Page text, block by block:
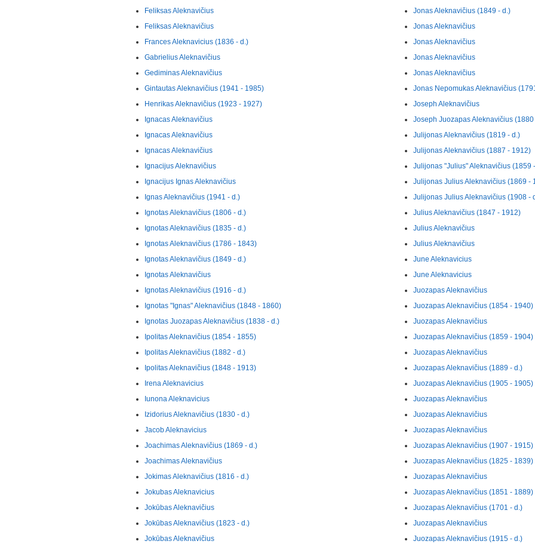
Feliksas Aleknavičius
Feliksas Aleknavičius
Frances Aleknavicius (1836 - d.)
Gabrielius Aleknavičius
Gediminas Aleknavičius
Gintautas Aleknavičius (1941 - 1985)
Henrikas Aleknavičius (1923 - 1927)
Ignacas Aleknavičius
Ignacas Aleknavičius
Ignacas Aleknavičius
Ignacijus Aleknavičius
Ignacijus Ignas Aleknavičius
Ignas Aleknavičius (1941 - d.)
Ignotas Aleknavičius (1806 - d.)
Ignotas Aleknavičius (1835 - d.)
Ignotas Aleknavičius (1786 - 1843)
Ignotas Aleknavičius (1849 - d.)
Ignotas Aleknavičius
Ignotas Aleknavičius (1916 - d.)
Ignotas "Ignas" Aleknavičius (1848 - 1860)
Ignotas Juozapas Aleknavičius (1838 - d.)
Ipolitas Aleknavičius (1854 - 1855)
Ipolitas Aleknavičius (1882 - d.)
Ipolitas Aleknavičius (1848 - 1913)
Irena Aleknavicius
Iunona Aleknavicius
Izidorius Aleknavičius (1830 - d.)
Jacob Aleknavicius
Joachimas Aleknavičius (1869 - d.)
Joachimas Aleknavičius
Jokimas Aleknavičius (1816 - d.)
Jokubas Aleknavicius
Jokūbas Aleknavičius
Jokūbas Aleknavičius (1823 - d.)
Jokūbas Aleknavičius
Jonas Aleknavičius (1849 - d.)
Jonas Aleknavičius
Jonas Aleknavičius
Jonas Aleknavičius
Jonas Aleknavičius
Jonas Nepomukas Aleknavičius
Joseph Aleknavičius
Joseph Juozapas Aleknavičius
Julijonas Aleknavičius (1819 - d.)
Julijonas Aleknavičius (1887 - 1912)
Julijonas "Julius" Aleknavičius (1859
Julijonas Julius Aleknavičius (1869 -
Julijonas Julius Aleknavičius (1908 -
Julius Aleknavičius (1847 - 1912)
Julius Aleknavičius
Julius Aleknavičius
June Aleknavicius
June Aleknavicius
Juozapas Aleknavičius
Juozapas Aleknavičius (1854 - 1940)
Juozapas Aleknavičius
Juozapas Aleknavičius (1859 - 1904)
Juozapas Aleknavičius
Juozapas Aleknavičius (1889 - d.)
Juozapas Aleknavičius (1905 - 1905)
Juozapas Aleknavičius
Juozapas Aleknavičius
Juozapas Aleknavičius
Juozapas Aleknavičius (1907 - 1915)
Juozapas Aleknavičius (1825 - 1839)
Juozapas Aleknavičius
Juozapas Aleknavičius (1851 - 1889)
Juozapas Aleknavičius (1701 - d.)
Juozapas Aleknavičius
Juozapas Aleknavičius (1915 - d.)